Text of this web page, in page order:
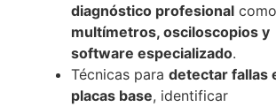
diagnóstico profesional como
multímetros, osciloscopios y
software especializado.
Técnicas para detectar fallas
placas base, identificar